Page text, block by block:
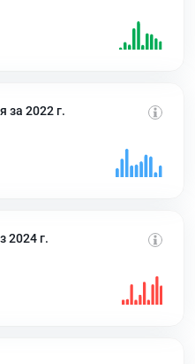
за 2022 г.
2024 г.